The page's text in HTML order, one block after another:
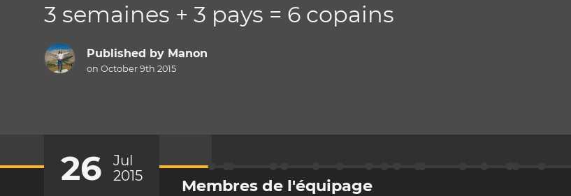
3 semaines + 3 pays = 6 copains
Published by Manon
on October 9th 2015
26
Jul
2015
Membres de l'équipage